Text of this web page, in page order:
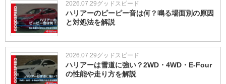
2026.07.29グッドスピード
ハリアーのピーピー音は何？鳴る場面別の原因
と対処法を解説
2026.07.29グッドスピード
ハリアーは雪道に強い？2WD・4WD・E-Four
の性能や走り方を解説